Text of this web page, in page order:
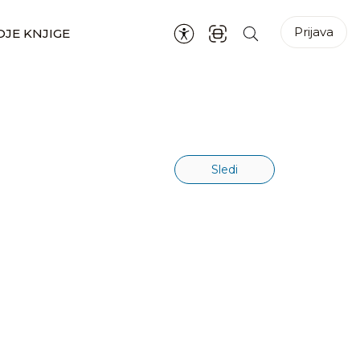
KNJIGE Prijava
Sledi